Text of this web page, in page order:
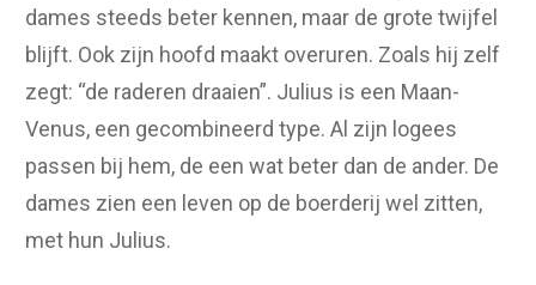
dames steeds beter kennen, maar de grote twijfel
blijft. Ook zijn hoofd maakt overuren. Zoals hij zelf
zegt: “de raderen draaien”. Julius is een Maan-
Venus, een gecombineerd type. Al zijn logees
passen bij hem, de een wat beter dan de ander. De
dames zien een leven op de boerderij wel zitten,
met hun Julius.